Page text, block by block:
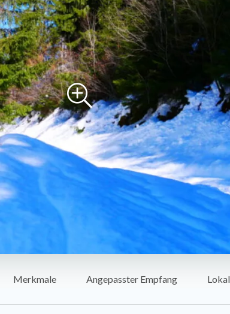
Merkmale Angepasster Empfang